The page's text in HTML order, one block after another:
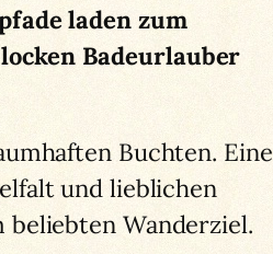
laden zum
Badeurlauber
Buchten. Eine
und lieblichen
beliebten Wanderziel.